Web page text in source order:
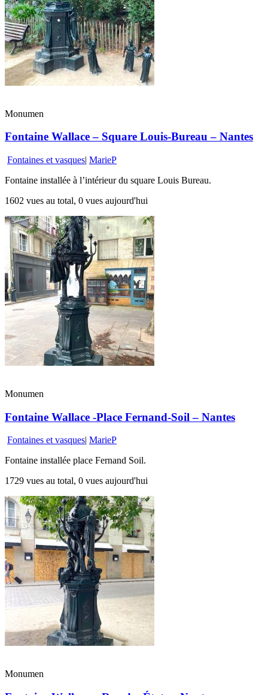
Monumen
Fontaine Wallace – Square Louis-Bureau – Nantes
Fontaines et vasques| MarieP
Fontaine installée à l’intérieur du square Louis Bureau.
1602 vues au total, 0 vues aujourd'hui
Monumen
Fontaine Wallace -Place Fernand-Soil – Nantes
Fontaines et vasques| MarieP
Fontaine installée place Fernand Soil.
1729 vues au total, 0 vues aujourd'hui
Monumen